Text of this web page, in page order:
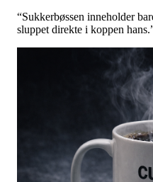
“Sukkerbøssen inneholder
sluppet direkte i koppen